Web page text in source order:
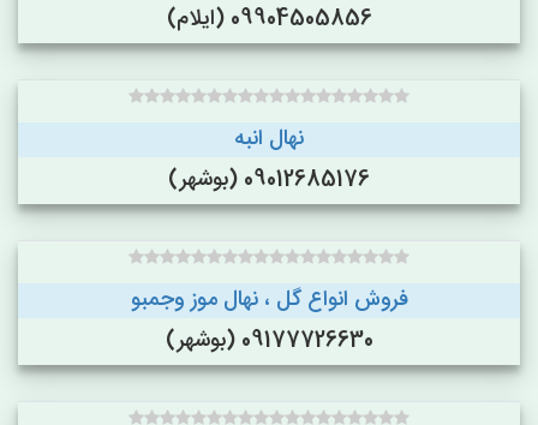
09904505856 (ایلام)
نهال انبه
09012685176 (بوشهر)
فروش انواع گل ، نهال موز وجمبو
09177726630 (بوشهر)